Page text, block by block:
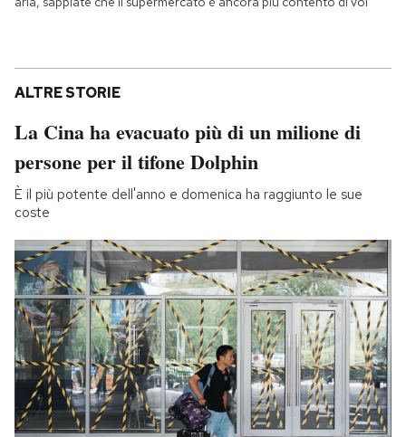
ALTRE STORIE
La Cina ha evacuato più di un milione di
persone per il tifone Dolphin
È il più potente dell'anno e domenica ha raggiunto le sue
coste